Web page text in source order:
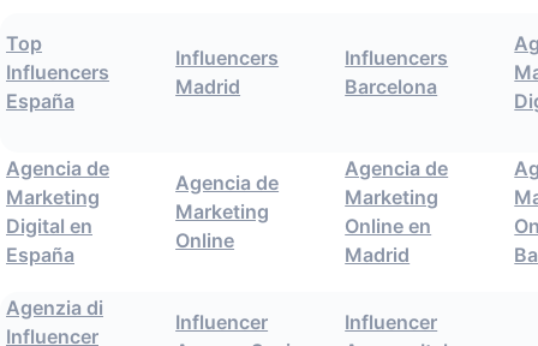
Top
Influencers
España
Influencers
Madrid
Influencers
Barcelona
Agencia de
Marketing
Digital en
España
Agencia de
Marketing
Online
Agencia de
Marketing
Online en
Madrid
Agenzia di
Influencer
Influencer
Influencer